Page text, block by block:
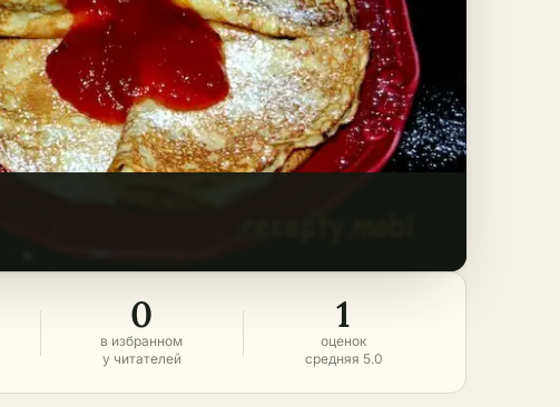
0
в избранном
у читателей
1
оценок
средняя 5.0